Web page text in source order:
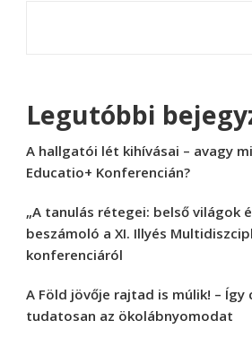
Legutóbbi
A hallgatói lét kihívásai – avagy
Educatio+ Konferencián?
„A tanulás rétegei: belső világok
beszámoló a XI. Illyés
konferenciáról
A Föld jövője rajtad is múlik! –
tudatosan az ökolábnyomodat